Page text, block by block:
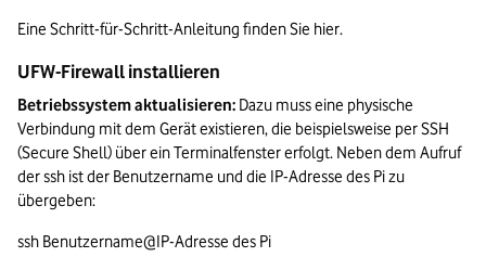
Eine Schritt-für-Schritt-Anleitung finden Sie hier.
UFW-Firewall installieren
Betriebssystem aktualisieren: Dazu muss eine physische
Verbindung mit dem Gerät existieren, die beispielsweise per SSH
(Secure Shell) über ein Terminalfenster erfolgt. Neben dem Aufruf
der ssh ist der Benutzername und die IP-Adresse des Pi zu
übergeben:
ssh Benutzername@IP-Adresse des Pi